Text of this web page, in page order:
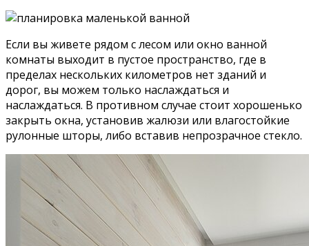
Если вы живете рядом с лесом или окно ванной
комнаты выходит в пустое пространство, где в
пределах нескольких километров нет зданий и
дорог, вы можем только наслаждаться и
наслаждаться. В противном случае стоит хорошенько
закрыть окна, установив жалюзи или влагостойкие
рулонные шторы, либо вставив непрозрачное стекло.